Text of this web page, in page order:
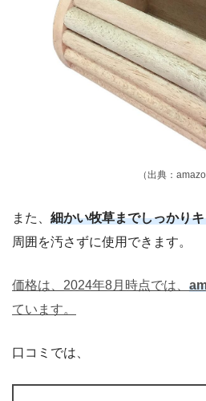
（出典：
また、 細かい牧草までしっかり
周囲を汚さずに使用できます。
価格は、2024年8月時点では、
ています。
口コミでは、